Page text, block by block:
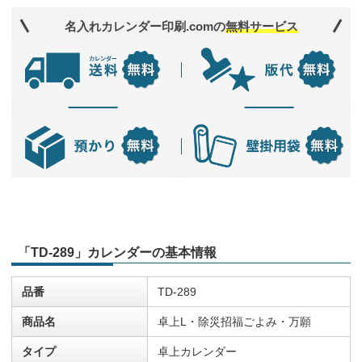
名入れカレンダー印刷.comの無料サービス
「TD-289」カレンダーの基本情報
品番 TD-289
商品名 卓上L・除災招福ごよみ・万願
タイプ 卓上カレンダー